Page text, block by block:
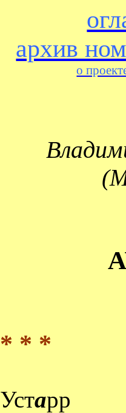
архив
о
* * *
Устарр